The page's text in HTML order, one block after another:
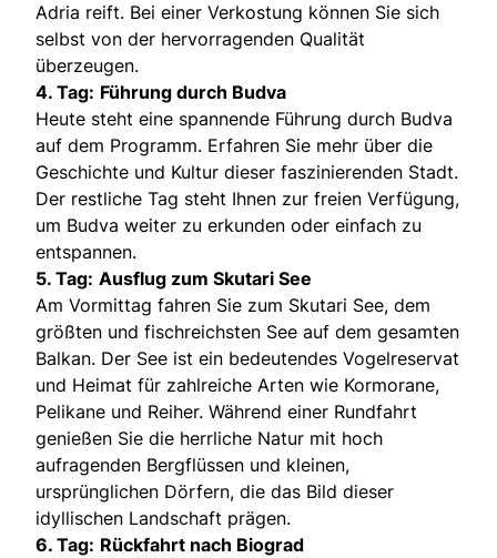
Adria reift. Bei einer Verkostung können Sie sich
selbst von der hervorragenden Qualität
überzeugen.
4. Tag: Führung durch Budva
Heute steht eine spannende Führung durch Budva
auf dem Programm. Erfahren Sie mehr über die
Geschichte und Kultur dieser faszinierenden Stadt.
Der restliche Tag steht Ihnen zur freien Verfügung,
um Budva weiter zu erkunden oder einfach zu
entspannen.
5. Tag: Ausflug zum Skutari See
Am Vormittag fahren Sie zum Skutari See, dem
größten und fischreichsten See auf dem gesamten
Balkan. Der See ist ein bedeutendes Vogelreservat
und Heimat für zahlreiche Arten wie Kormorane,
Pelikane und Reiher. Während einer Rundfahrt
genießen Sie die herrliche Natur mit hoch
aufragenden Bergflüssen und kleinen,
ursprünglichen Dörfern, die das Bild dieser
idyllischen Landschaft prägen.
6. Tag: Rückfahrt nach Biograd